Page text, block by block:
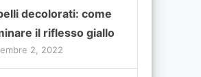
decolorati: come
il riflesso giallo
2, 2022